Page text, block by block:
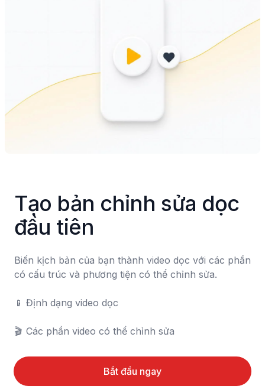
Tạo bản chỉnh sửa dọc
đầu tiên
Biến kịch bản của bạn thành video dọc với các phần
có cấu trúc và phương tiện có thể chỉnh sửa.
📱	Định dạng video dọc
🎬	Các phần video có thể chỉnh sửa
Bắt đầu ngay